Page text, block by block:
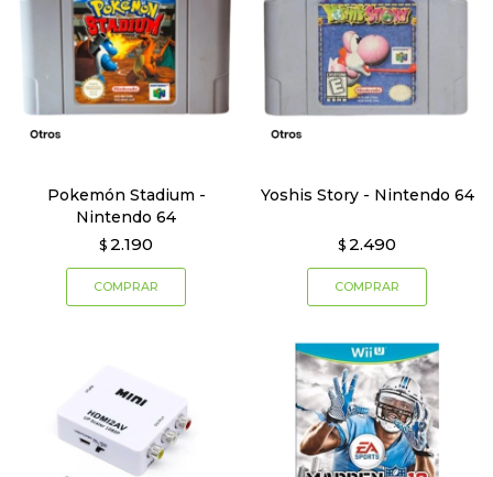
Pokemón Stadium -
Nintendo 64
$ 2.190
Yoshis Story - Nintendo 64
$ 2.490